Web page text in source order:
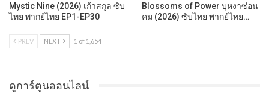
Mystic Nine (2026) เก้าสกุล ซับ
ไทย พากย์ไทย EP1-EP30
Blossoms of Power บุหงาซ่อน
คม (2026) ซับไทย พากย์ไทย…
PREV NEXT 1 of 1,654
ดูการ์ตูนออนไลน์